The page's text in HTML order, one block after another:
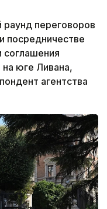
переговоров
посредничестве
на юге Ливана,
агентства